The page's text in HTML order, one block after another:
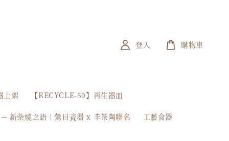
上架 【RECYCLE-50】再生器皿
新柴燒之語｜鶯目瓷器 x 丰茶陶聯名 工藝食器
登入 購物車